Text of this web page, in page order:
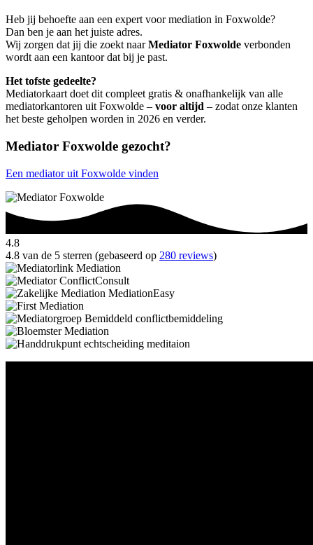
Heb jij behoefte aan een expert voor mediation in Foxwolde?
Dan ben je aan het juiste adres.
Wij zorgen dat jij die zoekt naarMediator Foxwolde verbonden
wordt aan een kantoor dat bij je past.
Het tofste gedeelte?
Mediatorkaart doet dit compleet gratis & onafhankelijk van alle
mediatorkantoren uit Foxwolde – voor altijd – zodat onze klanten
het beste geholpen worden in 2026 en verder.
Mediator Foxwolde gezocht?
Een mediator uit Foxwolde vinden
4.8
4.8 van de 5 sterren (gebaseerd op 280 reviews)